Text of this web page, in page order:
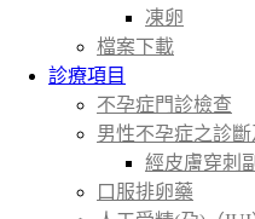
凍卵
檔案下載
診療項目
不孕症門診檢查
男性不孕症之診
經皮膚穿刺
口服排卵藥